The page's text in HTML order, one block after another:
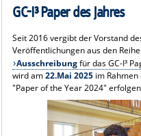
PAPER D. JAHRES
YOUNG ACADEMY
VERANSTALTUNGEN
LINKS
KONTAKT
GC-I³ Paper des Jahres
Seit 2016 vergibt der Vorstand
Veröffentlichungen aus den
Ausschreibungfür das GC-I³
wird am22.Mai 2025im Rahmen
"Paper of the Year 2024"